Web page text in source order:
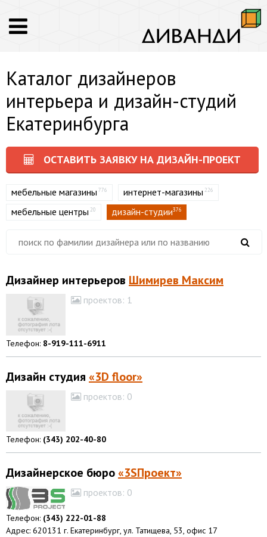
Каталог дизайнеров
интерьера и дизайн-студий
Екатеринбурга
ОСТАВИТЬ ЗАЯВКУ НА ДИЗАЙН-ПРОЕКТ
мебельные магазины 776 интернет-магазины 226
мебельные центры 20 дизайн-студии376
Дизайнер интерьеров Шимирев Максим
проектов: 1
Телефон: 8-919-111-6911
Дизайн студия «3D floor»
проектов: 0
Телефон: (343) 202-40-80
Дизайнерское бюро«3SПроект»
проектов: 0
Телефон: (343) 222-01-88
Адрес: 620131 г. Екатеринбург, ул. Татищева, 53, офис 17